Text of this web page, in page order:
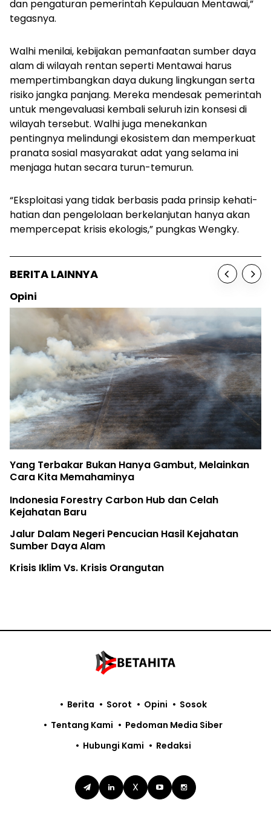
dan pengaturan pemerintah Kepulauan Mentawai,”
tegasnya.
Walhi menilai, kebijakan pemanfaatan sumber daya
alam di wilayah rentan seperti Mentawai harus
mempertimbangkan daya dukung lingkungan serta
risiko jangka panjang. Mereka mendesak pemerintah
untuk mengevaluasi kembali seluruh izin konsesi di
wilayah tersebut. Walhi juga menekankan
pentingnya melindungi ekosistem dan memperkuat
pranata sosial masyarakat adat yang selama ini
menjaga hutan secara turun-temurun.
“Eksploitasi yang tidak berbasis pada prinsip kehati-
hatian dan pengelolaan berkelanjutan hanya akan
mempercepat krisis ekologis,” pungkas Wengky.
BERITA LAINNYA
Opini
Yang Terbakar Bukan Hanya Gambut, Melainkan
Cara Kita Memahaminya
Indonesia Forestry Carbon Hub dan Celah
Kejahatan Baru
Jalur Dalam Negeri Pencucian Hasil Kejahatan
Sumber Daya Alam
Krisis Iklim Vs. Krisis Orangutan
X
Berita Sorot Opini
Sosok
Tentang Kami
Pedoman Media Siber
Hubungi Kami
Redaksi